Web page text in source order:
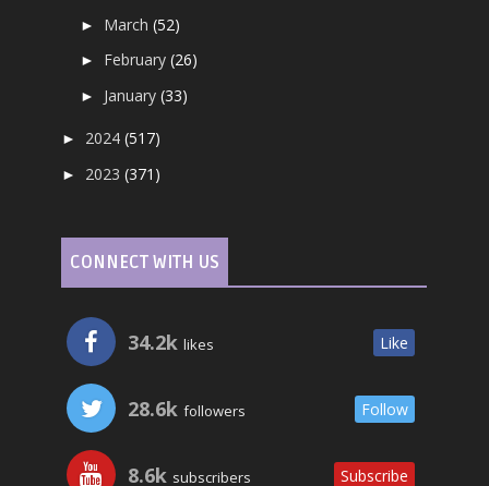
► March(52)
► February(26)
► January(33)
► 2024(517)
► 2023(371)
CONNECT WITH US
34.2k likes Like
28.6k followers Follow
8.6k subscribers Subscribe